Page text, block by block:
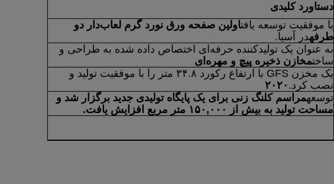
دستاورد کلیدی
با موفقیت توسعه یافتاولین صفحه ورق نورد گرم لعاب‌دار دو
طرفهدر آسیا.
به عنوان یک تولیدکننده حرفه‌ای اختصاص داده شده به طراحی و
ساختمخازن ذخیره پیچ و مهره‌ای
یک مخزن GFS با ارتفاع رکورد ۳۴.۸ متر را با موفقیت تولید و
نصب کرد. ۲۰۲۰
توسعهمراسم کلنگ زنی برای یک پایگاه تولیدی جدید برگزار شد و
مساحت تولید به بیش از ۱۵۰,۰۰۰ متر مربع افزایش یافت.